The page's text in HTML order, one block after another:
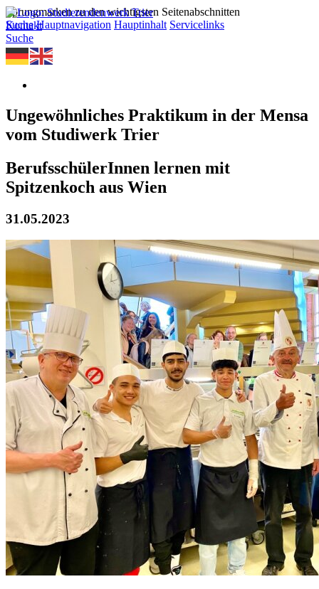
Sprungmarken zu den wichtigsten Seitenabschnitten
Suche Hauptnavigation Hauptinhalt Servicelinks
Kontakt
Suche
Ungewöhnliches Praktikum in der Mensa
vom Studiwerk Trier
BerufsschülerInnen lernen mit
Spitzenkoch aus Wien
31.05.2023